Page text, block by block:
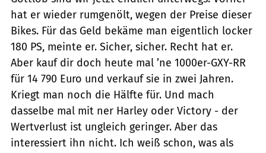
hat er wieder rumgenölt, wegen der Preise dieser
Bikes. Für das Geld bekäme man eigentlich locker
180 PS, meinte er. Sicher, sicher. Recht hat er.
Aber kauf dir doch heute mal ’ne 1000er-GXY-RR
für 14 790 Euro und verkauf sie in zwei Jahren.
Kriegt man noch die Hälfte für. Und mach
dasselbe mal mit ner Harley oder Victory - der
Wertverlust ist ungleich geringer. Aber das
interessiert ihn nicht. Ich weiß schon, was als